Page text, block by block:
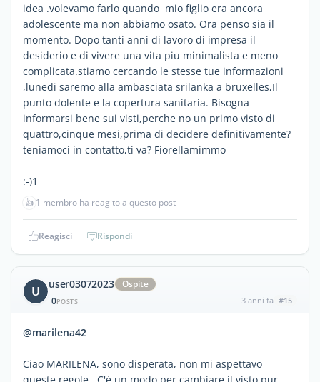
idea .volevamo farlo quando mio figlio era ancora
adolescente ma non abbiamo osato. Ora penso sia il
momento. Dopo tanti anni di lavoro di impresa il
desiderio e di vivere una vita piu minimalista e meno
complicata.stiamo cercando le stesse tue informazioni
,lunedi saremo alla ambasciata srilanka a bruxelles,Il
punto dolente e la copertura sanitaria. Bisogna
informarsi bene sui visti,perche no un primo visto di
quattro,cinque mesi,prima di decidere definitivamente?
teniamoci in contatto,ti va? Fiorellamimmo
:-)1
👍 1 membro ha reagito a questo post
Reagisci Rispondi
U user03072023
Ospite
0POSTS 3 anni fa #15
@marilena42
Ciao MARILENA, sono disperata, non mi aspettavo